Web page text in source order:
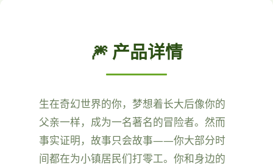
🎆 产品详情
生在奇幻世界的你，梦想着长大后像你的
父亲一样，成为一名著名的冒险者。然而
事实证明，故事只会故事——你大部分时
间都在为小镇居民们打零工。你和身边的